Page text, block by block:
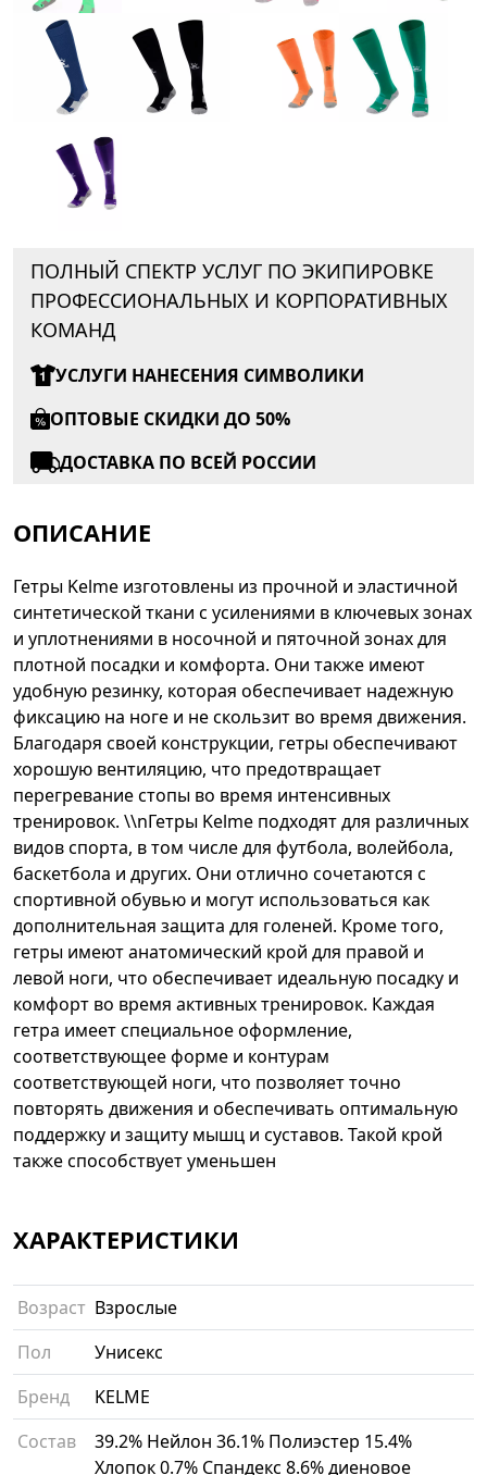
ПОЛНЫЙ СПЕКТР УСЛУГ ПО ЭКИПИРОВКЕ
ПРОФЕССИОНАЛЬНЫХ И КОРПОРАТИВНЫХ
КОМАНД
УСЛУГИ НАНЕСЕНИЯ СИМВОЛИКИ
ОПТОВЫЕ СКИДКИ ДО 50%
ДОСТАВКА ПО ВСЕЙ РОССИИ
ОПИСАНИЕ
Гетры Kelme изготовлены из прочной и эластичной
синтетической ткани с усилениями в ключевых зонах
и уплотнениями в носочной и пяточной зонах для
плотной посадки и комфорта. Они также имеют
удобную резинку, которая обеспечивает надежную
фиксацию на ноге и не скользит во время движения.
Благодаря своей конструкции, гетры обеспечивают
хорошую вентиляцию, что предотвращает
перегревание стопы во время интенсивных
тренировок. \\nГетры Kelme подходят для различных
видов спорта, в том числе для футбола, волейбола,
баскетбола и других. Они отлично сочетаются с
спортивной обувью и могут использоваться как
дополнительная защита для голеней. Кроме того,
гетры имеют анатомический крой для правой и
левой ноги, что обеспечивает идеальную посадку и
комфорт во время активных тренировок. Каждая
гетра имеет специальное оформление,
соответствующее форме и контурам
соответствующей ноги, что позволяет точно
повторять движения и обеспечивать оптимальную
поддержку и защиту мышц и суставов. Такой крой
также способствует уменьшен
ХАРАКТЕРИСТИКИ
Возраст Взрослые
Пол
Унисекс
Бренд
KELME
Состав
39.2% Нейлон 36.1% Полиэстер 15.4%
Хлопок 0.7% Спандекс 8.6% диеновое